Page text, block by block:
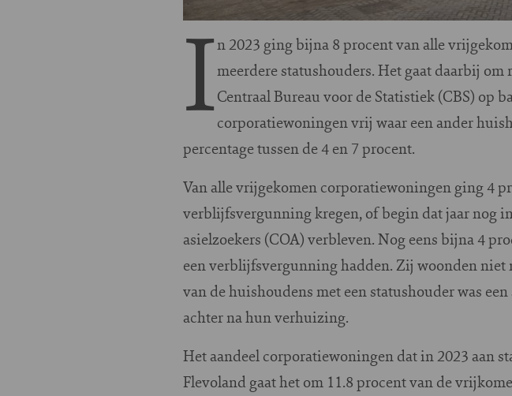
In 2023 ging bijna 8 procent van alle
meerdere statushouders. Het gaat daarbij
Centraal Bureau voor de Statistiek (CBS) op
corporatiewoningen vrij waar een ander
percentage tussen de 4 en 7 procent.
Van alle vrijgekomen corporatiewoningen ging 4
verblijfsvergunning kregen, of begin dat jaar nog
asielzoekers (COA) verbleven. Nog eens bijna 4
een verblijfsvergunning hadden. Zij woonden niet
van de huishoudens met een statushouder was
achter na hun verhuizing.
Het aandeel corporatiewoningen dat in 2023 aan
Flevoland gaat het om 11.8 procent van de